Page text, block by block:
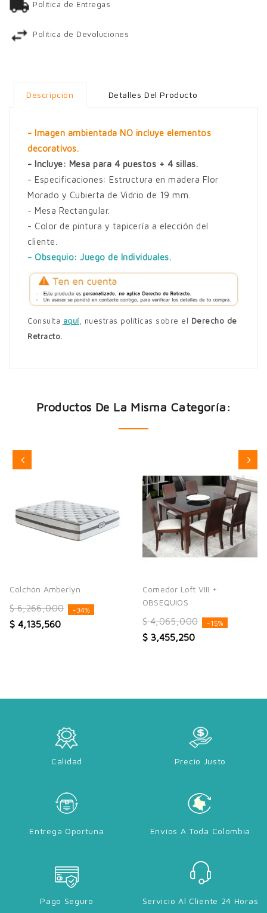
Política de Entregas
Política de Devoluciones
Descripción Detalles Del Producto
- Imagen ambientada NO incluye elementos
decorativos.
- Incluye: Mesa para 4 puestos + 4 sillas.
- Especificaciones: Estructura en madera Flor
Morado y Cubierta de Vidrio de 19 mm.
- Mesa Rectangular.
- Color de pintura y tapicería a elección del
cliente.
- Obsequio: Juego de Individuales.
Consulta aquí, nuestras políticas sobre el Derecho de
Retracto.
Productos De La Misma Categoría:
Colchón Amberlyn
$ 6,266,000
-34%
$ 4,135,560
Comedor Loft VIII +
OBSEQUIOS
$ 4,065,000
-15%
$ 3,455,250
Calidad Precio Justo
Entrega Oportuna Envíos A Toda Colombia
Pago Seguro Servicio Al Cliente 24 Horas